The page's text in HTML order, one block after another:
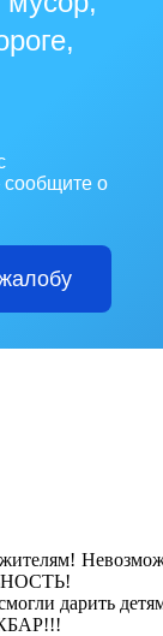
о
дарить